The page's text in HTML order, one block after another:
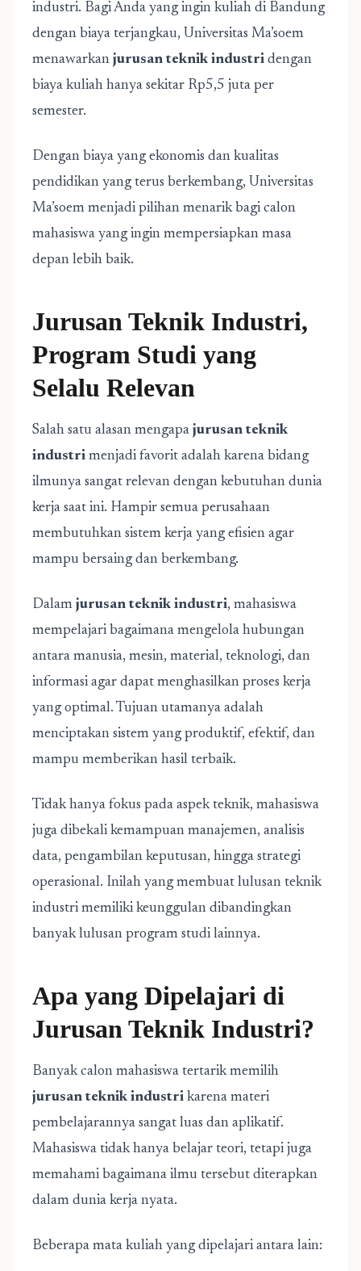
industri. Bagi Anda yang ingin kuliah di Bandung
dengan biaya terjangkau, Universitas Ma’soem
menawarkan jurusan teknik industri dengan
biaya kuliah hanya sekitar Rp5,5 juta per
semester.
Dengan biaya yang ekonomis dan kualitas
pendidikan yang terus berkembang, Universitas
Ma’soem menjadi pilihan menarik bagi calon
mahasiswa yang ingin mempersiapkan masa
depan lebih baik.
Jurusan Teknik Industri,
Program Studi yang
Selalu Relevan
Salah satu alasan mengapa jurusan teknik
industri menjadi favorit adalah karena bidang
ilmunya sangat relevan dengan kebutuhan dunia
kerja saat ini. Hampir semua perusahaan
membutuhkan sistem kerja yang efisien agar
mampu bersaing dan berkembang.
Dalam jurusan teknik industri, mahasiswa
mempelajari bagaimana mengelola hubungan
antara manusia, mesin, material, teknologi, dan
informasi agar dapat menghasilkan proses kerja
yang optimal. Tujuan utamanya adalah
menciptakan sistem yang produktif, efektif, dan
mampu memberikan hasil terbaik.
Tidak hanya fokus pada aspek teknik, mahasiswa
juga dibekali kemampuan manajemen, analisis
data, pengambilan keputusan, hingga strategi
operasional. Inilah yang membuat lulusan teknik
industri memiliki keunggulan dibandingkan
banyak lulusan program studi lainnya.
Apa yang Dipelajari di
Jurusan Teknik Industri?
Banyak calon mahasiswa tertarik memilih
jurusan teknik industri karena materi
pembelajarannya sangat luas dan aplikatif.
Mahasiswa tidak hanya belajar teori, tetapi juga
memahami bagaimana ilmu tersebut diterapkan
dalam dunia kerja nyata.
Beberapa mata kuliah yang dipelajari antara lain: